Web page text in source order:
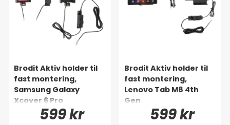
Brodit Aktiv holder til
fast montering,
Samsung Galaxy
Xcover 6 Pro
599 kr
Brodit Aktiv holder til
fast montering,
Lenovo Tab M8 4th
Gen
599 kr